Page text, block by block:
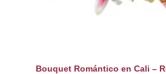
Bouquet Romántico en Cali –